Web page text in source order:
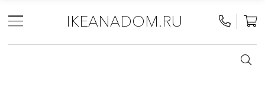
IKEANADOM.RU
Чехлы на диваны и кресла